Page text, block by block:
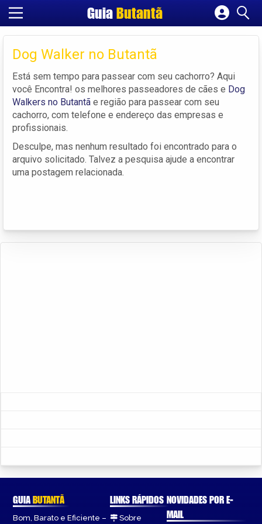
GuiaButantã
Cadastrar empresa
Fazer login
Criar conta
Dog Walker no Butantã
Está sem tempo para passear com seu cachorro? Aqui
você Encontra! os melhores passeadores de cães e Dog
Walkers no Butantã e região para passear com seu
cachorro, com telefone e endereço das empresas e
profissionais.
Desculpe, mas nenhum resultado foi encontrado para o
arquivo solicitado. Talvez a pesquisa ajude a encontrar
uma postagem relacionada.
GUIABUTANTÃ
Bom, Barato e Eficiente –
LINKS RÁPIDOS
Sobre
NOVIDADES POR E-
MAIL